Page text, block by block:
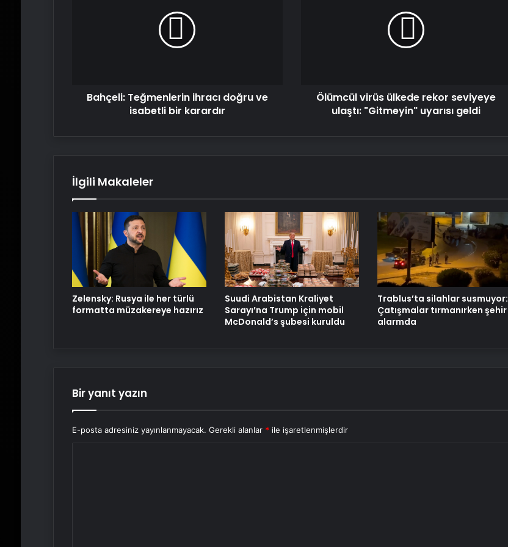
Bahçeli: Teğmenlerin ihracı doğru ve
isabetli bir karardır
Ölümcül virüs ülkede rekor seviyeye
ulaştı: "Gitmeyin" uyarısı geldi
İlgili Makaleler
Zelensky: Rusya ile her türlü
formatta müzakereye hazırız
Suudi Arabistan Kraliyet
Sarayı’na Trump için mobil
McDonald’s şubesi kuruldu
Trablus’ta silahlar susmuyor:
Çatışmalar tırmanırken şehir
alarmda
Bir yanıt yazın
E-posta adresiniz yayınlanmayacak. Gerekli alanlar * ile işaretlenmişlerdir